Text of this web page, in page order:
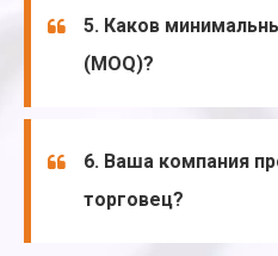
5. Каков
(MOQ)?
6. Ваша компания
торговец?